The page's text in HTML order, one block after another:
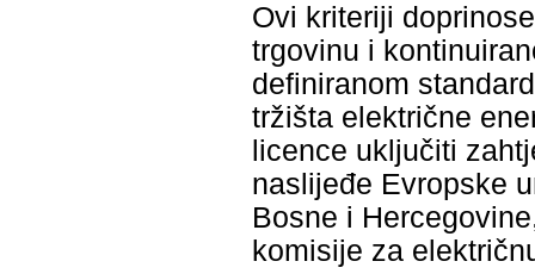
Ovi kriteriji
trgovinu i
definiranom
tržišta električne
licence uključiti
naslijeđe Evropske
Bosne i
komisije za